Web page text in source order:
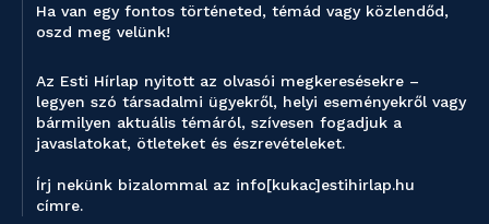
Ha van egy fontos történeted, témád vagy közlendőd,
oszd meg velünk!
Az Esti Hírlap nyitott az olvasói megkeresésekre –
legyen szó társadalmi ügyekről, helyi eseményekről vagy
bármilyen aktuális témáról, szívesen fogadjuk a
javaslatokat, ötleteket és észrevételeket.
Írj nekünk bizalommal az info[kukac]estihirlap.hu
címre.